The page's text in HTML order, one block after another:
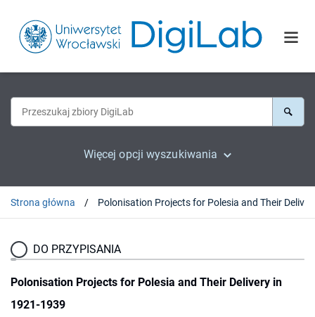
Więcej opcji wyszukiwania
Strona główna
DO PRZYPISANIA
Polonisation Projects for Polesia and Their Delivery in
1921-1939